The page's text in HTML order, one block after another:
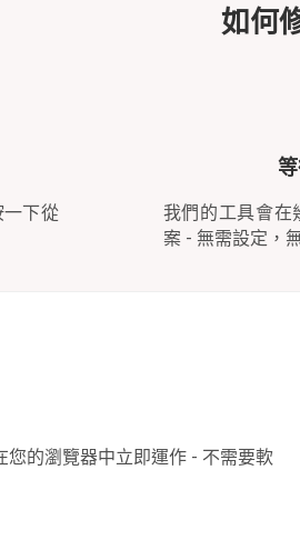
如何
下從
我們的工具會在
案 - 無需設定，
的瀏覽器中立即運作 - 不需要軟